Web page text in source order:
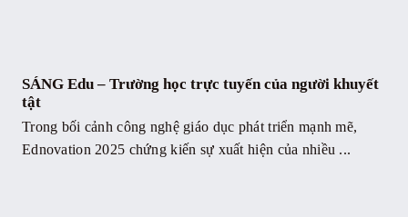
SÁNG Edu – Trường học trực tuyến của người khuyết
tật
Trong bối cảnh công nghệ giáo dục phát triển mạnh mẽ,
Ednovation 2025 chứng kiến sự xuất hiện của nhiều ...